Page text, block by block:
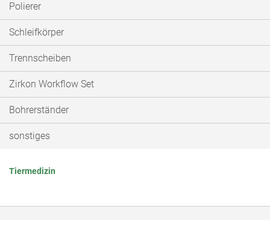
Polierer
Schleifkörper
Trennscheiben
Zirkon Workflow Set
Bohrerständer
sonstiges
Tiermedizin